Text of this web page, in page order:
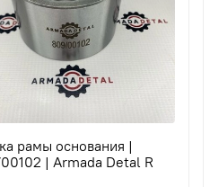
рамы основания |
| Armada Detal R